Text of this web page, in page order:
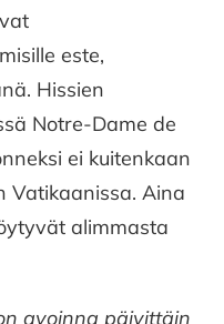
este,
Hissien
Notre-Dame de
ei kuitenkaan
Vatikaanissa. Aina
alimmasta
avoinna päivittäin